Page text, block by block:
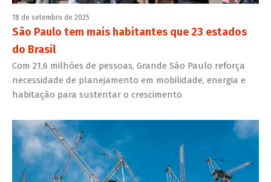
18 de setembro de 2025
São Paulo tem mais habitantes que 23 estados
do Brasil
Com 21,6 milhões de pessoas, Grande São Paulo reforça
necessidade de planejamento em mobilidade, energia e
habitação para sustentar o crescimento